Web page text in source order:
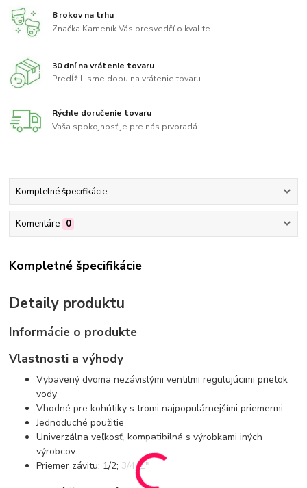
8 rokov na trhu
Značka Kameník Vás presvedčí o kvalite
30 dní na vrátenie tovaru
Predĺžili sme dobu na vrátenie tovaru
Rýchle doručenie tovaru
Vaša spokojnosť je pre nás prvoradá
Kompletné špecifikácie
Komentáre 0
Kompletné špecifikácie
Detaily produktu
Informácie o produkte
Vlastnosti a výhody
Vybavený dvoma nezávislými ventilmi regulujúcimi prietok
vody
Vhodné pre kohútiky s tromi najpopulárnejšími priemermi
Jednoduché použitie
Univerzálna veľkosť, kompatibilná s výrobkami iných
výrobcov
Priemer závitu: 1/2; 3/4; 1"